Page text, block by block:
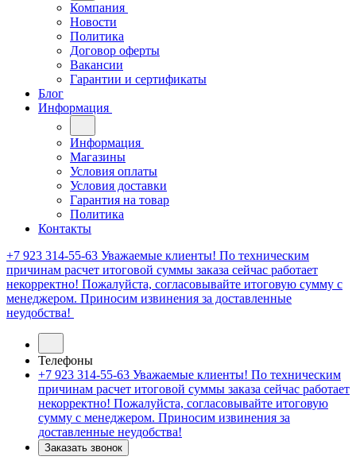
Компания
Новости
Политика
Договор оферты
Вакансии
Гарантии и сертификаты
Блог
Информация
Информация
Магазины
Условия оплаты
Условия доставки
Гарантия на товар
Политика
Контакты
+7 923 314-55-63 Уважаемые клиенты! По техническим
причинам расчет итоговой суммы заказа сейчас работает
некорректно! Пожалуйста, согласовывайте итоговую сумму с
менеджером. Приносим извинения за доставленные
неудобства!
Телефоны
+7 923 314-55-63 Уважаемые клиенты! По техническим
причинам расчет итоговой суммы заказа сейчас работает
некорректно! Пожалуйста, согласовывайте итоговую
сумму с менеджером. Приносим извинения за
доставленные неудобства!
Заказать звонок